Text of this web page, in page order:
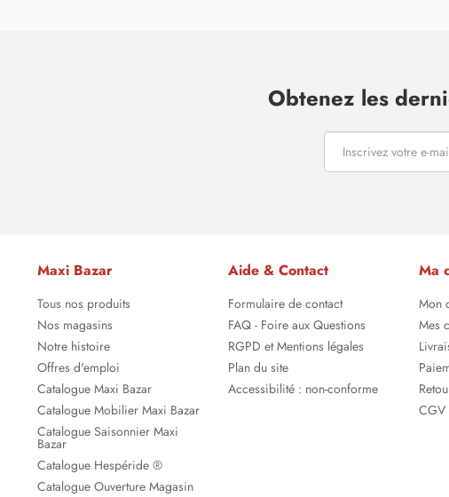
Obtenez les
Maxi Bazar
Tous nos produits
Nos magasins
Notre histoire
Offres d'emploi
Catalogue Maxi Bazar
Catalogue Mobilier Maxi Bazar
Catalogue Saisonnier Maxi
Bazar
Catalogue Hespéride ®
Catalogue Ouverture Magasin
Aide & Contact
Formulaire de contact
FAQ - Foire aux Questions
RGPD et Mentions légales
Plan du site
Accessibilité : non-conforme
Ma
Mon
Mes
CGV